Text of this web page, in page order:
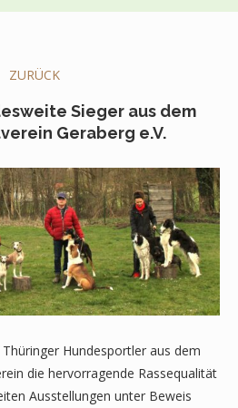
ZURÜCK
Sieger aus dem
Geraberg e.V.
Hundesportler aus dem
die hervorragende Rassequalität
Ausstellungen unter Beweis